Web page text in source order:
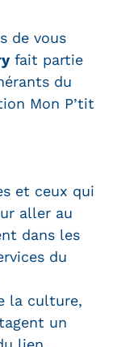
de vous
fait partie
du
Mon P’tit
et ceux qui
aller au
dans les
du
la culture,
un